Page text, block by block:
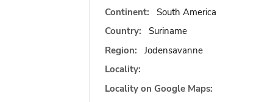
Continent:
South America
Country:
Suriname
Region:
Jodensavanne
Locality:
Locality on Google Maps: